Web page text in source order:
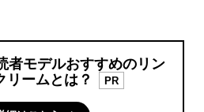
者モデルおすすめのリン
リームとは？
PR